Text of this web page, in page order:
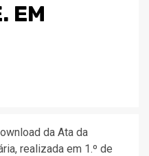
EM
da Ata da
realizada em 1.º de